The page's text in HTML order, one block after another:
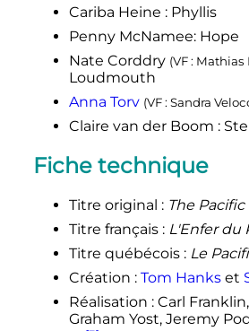
Cariba Heine : Phyllis
Penny McNamee: Hope
Nate Corddry (VF : Mathias
Loudmouth
Anna Torv (VF : Sandra
Claire van der Boom :
Fiche technique
Titre original : The Pacific
Titre français : L'Enfer du
Titre québécois : Le
Création : Tom Hankset
Réalisation : Carl
Graham Yost, Jeremy